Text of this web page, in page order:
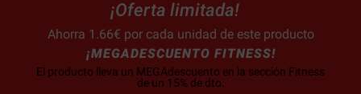
¡Oferta limitada!
Ahorra 1.66€ por cada unidad de este producto
¡MEGADESCUENTO FITNESS!
El producto lleva un MEGAdescuento en la sección Fitness
de un 15% de dto.